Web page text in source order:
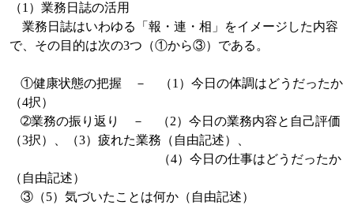
（1）業務日誌の活用
業務日誌はいわゆる「報・連・相」をイメージした内容
で、その目的は次の3つ（①から③）である。
①健康状態の把握 － （1） 今日の体調はどうだったか
（4択）
➁業務の振り返り － （2） 今日の業務内容と自己評価
（3択）、（3）疲れた業務（自由記述）、
（4）今日の仕事はどうだったか
（自由記述）
③（5） 気づいたことは何か（自由記述）